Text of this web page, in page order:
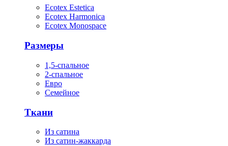
Ecotex Estetica
Ecotex Harmonica
Ecotex Monospace
Размеры
1,5-спальное
2-спальное
Евро
Семейное
Ткани
Из сатина
Из сатин-жаккарда